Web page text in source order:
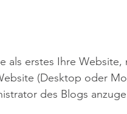
als erstes Ihre
(Desktop oder
des Blogs